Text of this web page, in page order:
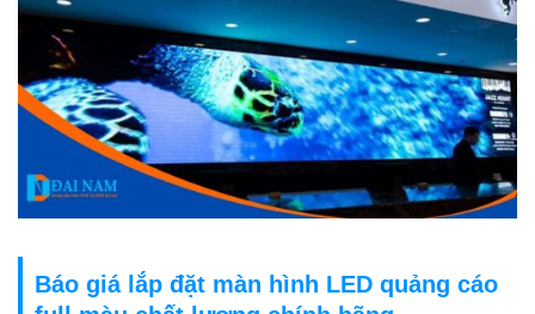
Báo giá lắp đặt màn hình LED quảng cáo